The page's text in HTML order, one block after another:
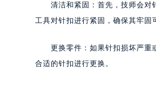
清洁和紧固：首先，技师会对针
工具对针扣进行紧固，确保其牢固
更换零件：如果针扣损坏严重或
合适的针扣进行更换。